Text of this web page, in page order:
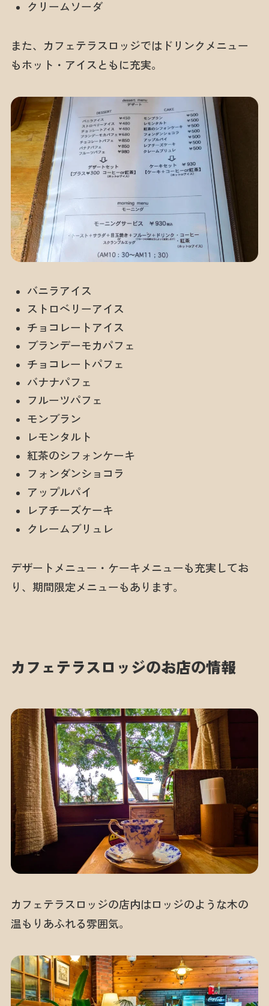
クリームソーダ
また、カフェテラスロッジではドリンクメニュー
もホット・アイスともに充実。
バニラアイス
ストロベリーアイス
チョコレートアイス
ブランデーモカパフェ
チョコレートパフェ
バナナパフェ
フルーツパフェ
モンブラン
レモンタルト
紅茶のシフォンケーキ
フォンダンショコラ
アップルパイ
レアチーズケーキ
クレームブリュレ
デザートメニュー・ケーキメニューも充実してお
り、期間限定メニューもあります。
カフェテラスロッジのお店の情報
カフェテラスロッジの店内はロッジのような木の
温もりあふれる雰囲気。